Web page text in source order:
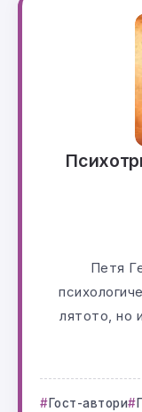
Петя
лятото, но
Гост-автори